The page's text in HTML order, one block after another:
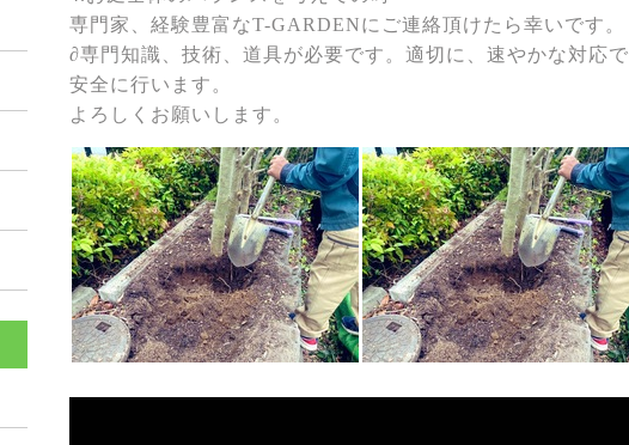
専門家、経験豊富なT-GARDENにご連絡頂けたら幸いです。
∂専門知識、技術、道具が必要です。適切に、速やかな対応で
安全に行います。
よろしくお願いします。